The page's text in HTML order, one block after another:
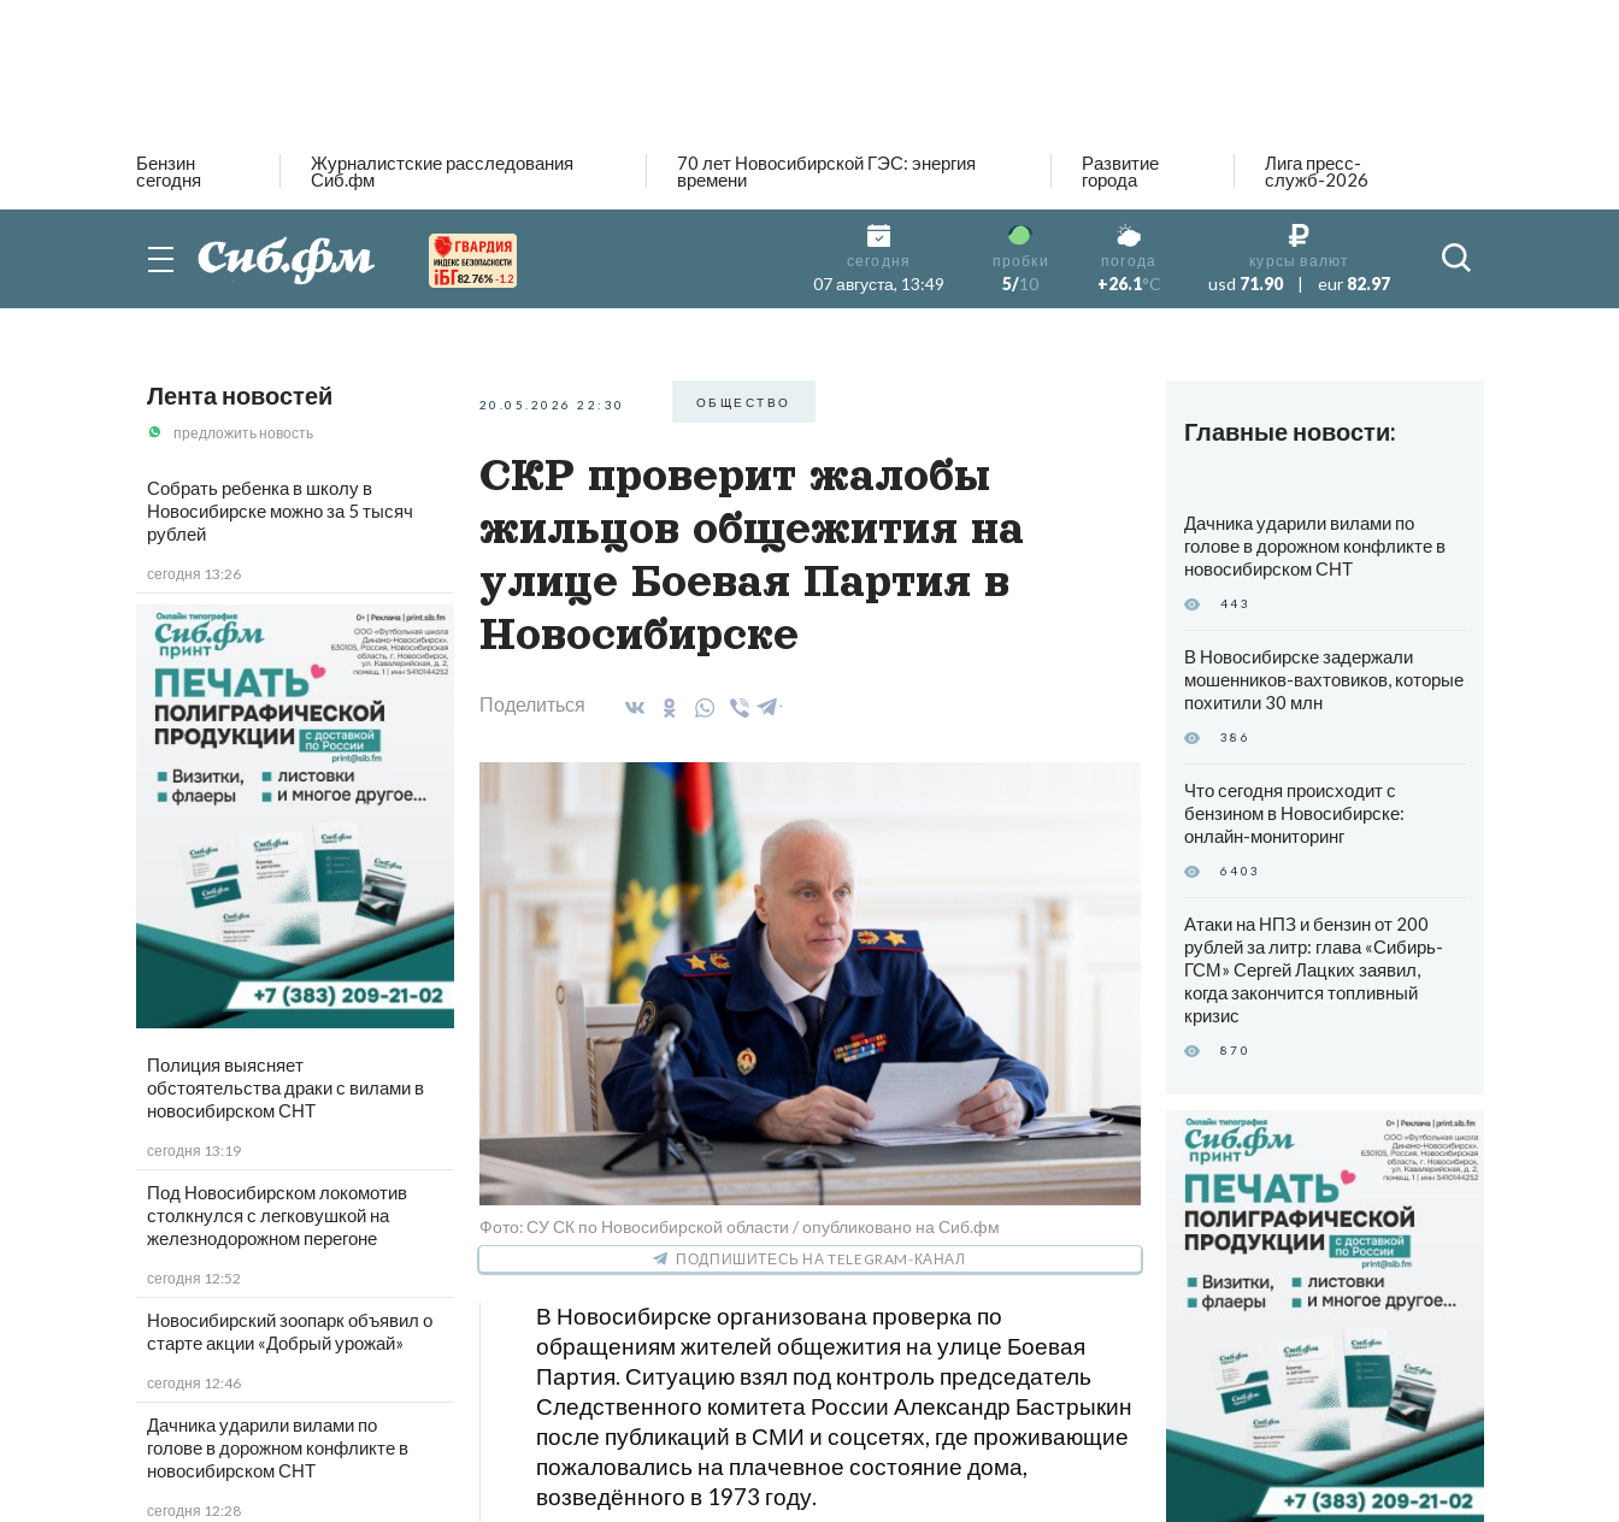
Бензин
сегодня
Журналистские расследования
Сиб.фм
70 лет Новосибирской ГЭС: энергия
времени
Развитие
города
Лига пресс-
служб-2026
82.76% -1.2
сегодня
07 августа, 13:49
пробки
5/10
погода
+26.1°C
курсы валют
usd 71.90 | eur 82.97
Лента новостей
предложить новость
Собрать ребенка в школу в
Новосибирске можно за 5 тысяч
рублей
сегодня 13:26
Полиция выясняет
обстоятельства драки с вилами в
новосибирском СНТ
сегодня 13:19
Под Новосибирском локомотив
столкнулся с легковушкой на
железнодорожном перегоне
сегодня 12:52
Новосибирский зоопарк объявил о
старте акции «Добрый урожай»
сегодня 12:46
Дачника ударили вилами по
голове в дорожном конфликте в
новосибирском СНТ
сегодня 12:28
20.05.2026 22:30 ОБЩЕСТВО
СКР проверит жалобы
жильцов общежития на
улице Боевая Партия в
Новосибирске
Поделиться
Фото: СУ СК по Новосибирской области / опубликовано на Сиб.фм
ПОДПИШИТЕСЬ НА TELEGRAM-КАНАЛ
В Новосибирске организована проверка по
обращениям жителей общежития на улице Боевая
Партия. Ситуацию взял под контроль председатель
Следственного комитета России Александр Бастрыкин
после публикаций в СМИ и соцсетях, где проживающие
пожаловались на плачевное состояние дома,
возведённого в 1973 году.
Главные новости:
Дачника ударили вилами по
голове в дорожном конфликте в
новосибирском СНТ
443
В Новосибирске задержали
мошенников-вахтовиков, которые
похитили 30 млн
386
Что сегодня происходит с
бензином в Новосибирске:
онлайн-мониторинг
6403
Атаки на НПЗ и бензин от 200
рублей за литр: глава «Сибирь-
ГСМ» Сергей Лацких заявил,
когда закончится топливный
кризис
870